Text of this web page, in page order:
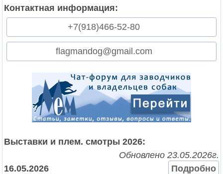
Контактная информация:
+7(918)466-52-80
flagmandog@gmail.com
Выставки и плем. смотры 2026:
Обновлено 23.05.2026г.
16.05.2026
Подробно